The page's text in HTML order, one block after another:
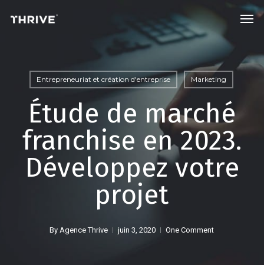
Entrepreneuriat et création d'entreprise Marketing
Étude de marché
franchise en 2023.
Développez votre
projet
By Agence Thrive juin 3, 2020 One Comment